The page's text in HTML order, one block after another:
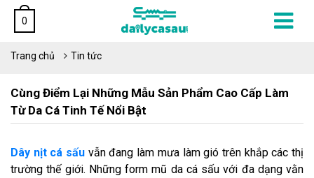
0
Trang chủ Tin tức
Cùng Điểm Lại Những Mẫu Sản Phẩm Cao Cấp Làm
Từ Da Cá Tinh Tế Nổi Bật
Dây nịt cá sấu vẫn đang làm mưa làm gió trên khắp các thị
trường thế giới. Những form mũ da cá sấu với đa dạng vằn